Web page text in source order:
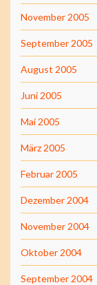
November 2005
September 2005
August 2005
Juni 2005
Mai 2005
März 2005
Februar 2005
Dezember 2004
November 2004
Oktober 2004
September 2004